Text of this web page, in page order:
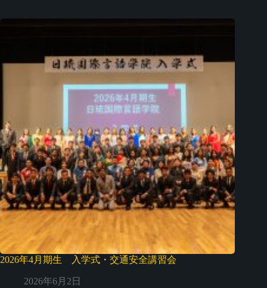
2026年4月期生 入学式・交通安全講習会
2026年6月2日